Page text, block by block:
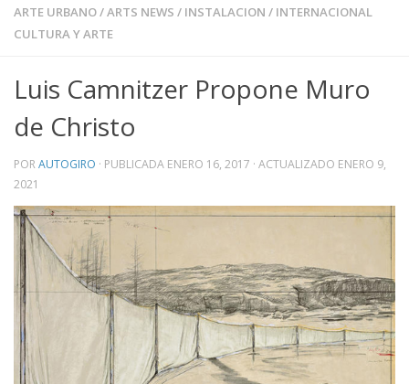
ARTE URBANO/ARTS NEWS / INSTALACION / INTERNACIONAL
CULTURA Y ARTE
Luis Camnitzer Propone Muro
de Christo
PORAUTOGIRO · PUBLICADA ENERO 16, 2017 · ACTUALIZADO ENERO 9,
2021